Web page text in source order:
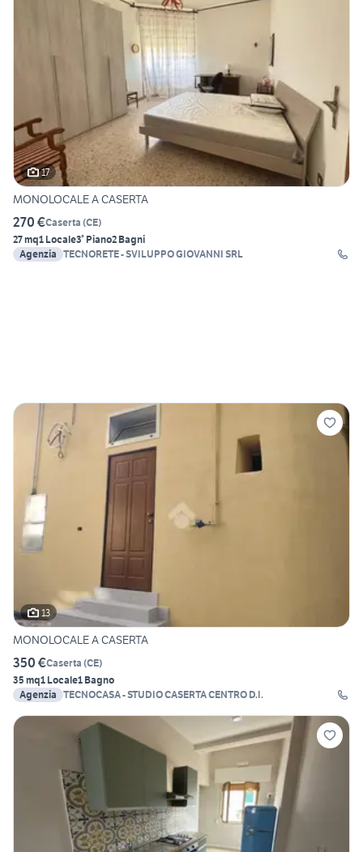
17
MONOLOCALE A CASERTA
270 €Caserta (CE)
27 mq1 Locale3° Piano2 Bagni
Agenzia TECNORETE - SVILUPPO GIOVANNI SRL
13
MONOLOCALE A CASERTA
350 €Caserta (CE)
35 mq1 Locale1 Bagno
Agenzia TECNOCASA - STUDIO CASERTA CENTRO D.I.